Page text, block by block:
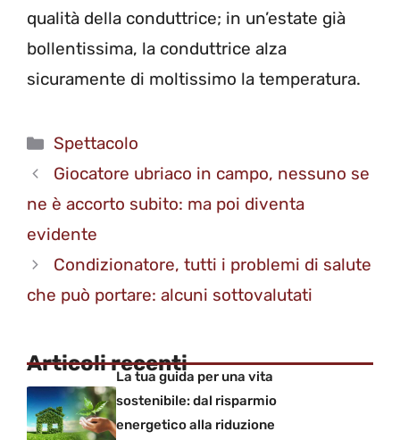
qualità della conduttrice; in un’estate già
bollentissima, la conduttrice alza
sicuramente di moltissimo la temperatura.
Categorie
Spettacolo
Giocatore ubriaco in campo, nessuno se
ne è accorto subito: ma poi diventa
evidente
Condizionatore, tutti i problemi di salute
che può portare: alcuni sottovalutati
Articoli recenti
La tua guida per una vita
sostenibile: dal risparmio
energetico alla riduzione